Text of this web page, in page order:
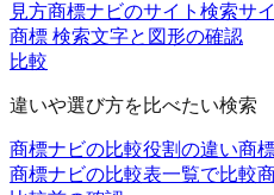
見方商標ナビのサイト 検索サ
商標 検索文字と図形の確認
比較
違いや選び方を比べたい検索
商標ナビの比較役割の違い商
商標ナビの比較表一覧で比較